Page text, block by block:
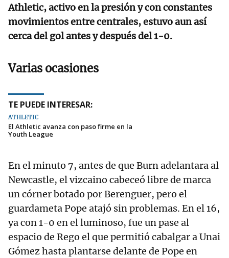
Athletic, activo en la presión y con constantes
movimientos entre centrales, estuvo aun así
cerca del gol antes y después del 1-0.
Varias ocasiones
TE PUEDE INTERESAR:
ATHLETIC
El Athletic avanza con paso firme en la
Youth League
En el minuto 7, antes de que Burn adelantara al
Newcastle, el vizcaino cabeceó libre de marca
un córner botado por Berenguer, pero el
guardameta Pope atajó sin problemas. En el 16,
ya con 1-0 en el luminoso, fue un pase al
espacio de Rego el que permitió cabalgar a Unai
Gómez hasta plantarse delante de Pope en